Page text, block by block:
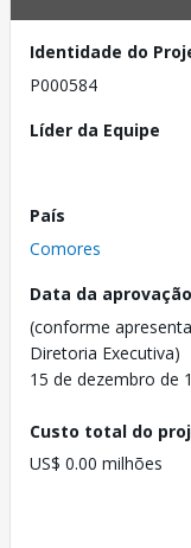
Identidade do
P000584
Líder da Equipe
País
Comores
Data da aprovação
(conforme
Diretoria Executiva)
15 de dezembro de
Custo total do
US$ 0.00 milhões